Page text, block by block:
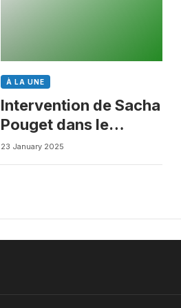
À LA UNE
Intervention de Sacha
Pouget dans le
Journal des Biotechs
de Boursorama
23 January 2025